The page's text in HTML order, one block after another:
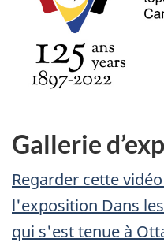
Gallerie
Regarder cette
l'exposition Dans
qui s'est tenue à